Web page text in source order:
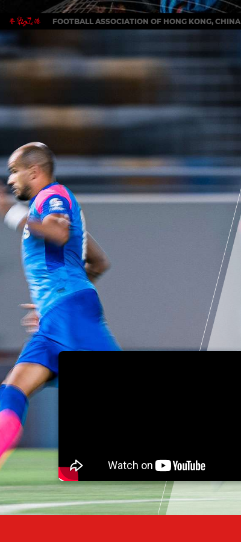
FOOTBALL ASSOCIATION OF HONG KONG, CHINA